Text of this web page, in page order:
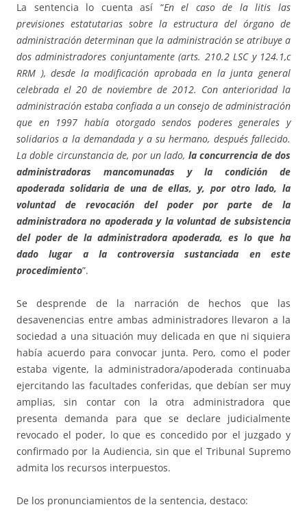
La sentencia lo cuenta así “En el caso de la litis las
previsiones estatutarias sobre la estructura del órgano de
administración determinan que la administración se atribuye a
dos administradores conjuntamente (arts. 210.2 LSC y 124.1,c
RRM ), desde la modificación aprobada en la junta general
celebrada el 20 de noviembre de 2012. Con anterioridad la
administración estaba confiada a un consejo de administración
que en 1997 había otorgado sendos poderes generales y
solidarios a la demandada y a su hermano, después fallecido.
La doble circunstancia de, por un lado, la concurrencia de dos
administradoras mancomunadas y la condición de
apoderada solidaria de una de ellas, y, por otro lado, la
voluntad de revocación del poder por parte de la
administradora no apoderada y la voluntad de subsistencia
del poder de la administradora apoderada, es lo que ha
dado lugar a la controversia sustanciada en este
procedimiento”.
Se desprende de la narración de hechos que las
desavenencias entre ambas administradores llevaron a la
sociedad a una situación muy delicada en que ni siquiera
había acuerdo para convocar junta. Pero, como el poder
estaba vigente, la administradora/apoderada continuaba
ejercitando las facultades conferidas, que debían ser muy
amplias, sin contar con la otra administradora que
presenta demanda para que se declare judicialmente
revocado el poder, lo que es concedido por el juzgado y
confirmado por la Audiencia, sin que el Tribunal Supremo
admita los recursos interpuestos.
De los pronunciamientos de la sentencia, destaco: